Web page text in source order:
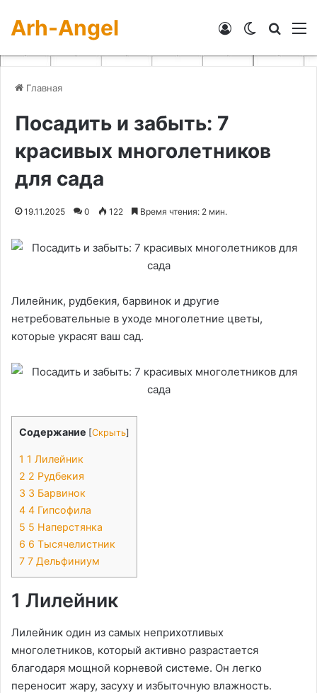
Arh-Angel Switch skin
Войти
Главная
Посадить и забыть: 7
красивых многолетников
для сада
19.11.2025 0 122 Время чтения: 2 мин.
Лилейник, рудбекия, барвинок и другие
нетребовательные в уходе многолетние цветы,
которые украсят ваш сад.
Содержание [Скрыть]
1 1 Лилейник
2 2 Рудбекия
3 3 Барвинок
4 4 Гипсофила
5 5 Наперстянка
6 6 Тысячелистник
7 7 Дельфиниум
1 Лилейник
Лилейник один из самых неприхотливых
многолетников, который активно разрастается
благодаря мощной корневой системе. Он легко
переносит жару, засуху и избыточную влажность.